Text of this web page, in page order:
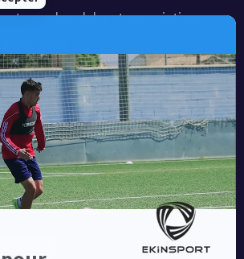
pour les clubs et associations
Ekinsport